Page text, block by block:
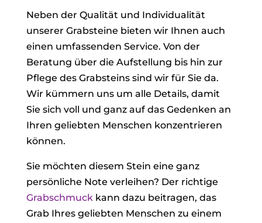
Neben der Qualität und Individualität
unserer Grabsteine bieten wir Ihnen auch
einen umfassenden Service. Von der
Beratung über die Aufstellung bis hin zur
Pflege des Grabsteins sind wir für Sie da.
Wir kümmern uns um alle Details, damit
Sie sich voll und ganz auf das Gedenken an
Ihren geliebten Menschen konzentrieren
können.
Sie möchten diesem Stein eine ganz
persönliche Note verleihen? Der richtige
Grabschmuckkann dazu beitragen, das
Grab Ihres geliebten Menschen zu einem